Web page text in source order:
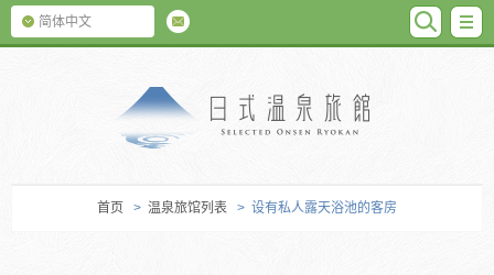
简体中文
首页 > 温泉旅馆列表 > 设有私人露天浴池的客房